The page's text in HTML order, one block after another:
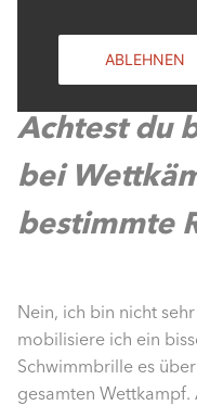
ABLEHNEN
Achtest du
bei
bestimmte
Nein, ich bin nicht
mobilisiere ich ein
Schwimmbrille es
gesamten